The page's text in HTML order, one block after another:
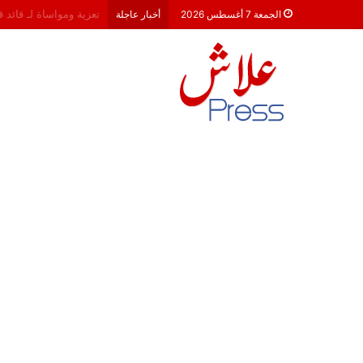
الجمعة 7 أغسطس 2026 أخبار عاجلة هشام جناح: من تألق